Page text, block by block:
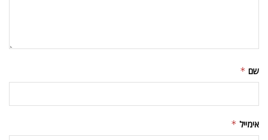
שם *
אימייל *